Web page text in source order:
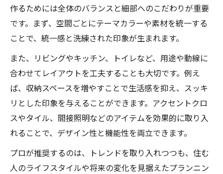
作るためには全体のバランスと細部へのこだわりが重要
です。まず、空間ごとにテーマカラーや素材を統一する
ことで、統一感と洗練された印象が生まれます。
また、リビングやキッチン、トイレなど、用途や動線に
合わせてレイアウトを工夫することも大切です。例え
ば、収納スペースを増やすことで生活感を抑え、スッキ
リとした印象を与えることができます。アクセントクロ
スやタイル、間接照明などのアイテムを効果的に取り入
れることで、デザイン性と機能性を両立できます。
プロが推奨するのは、トレンドを取り入れつつも、住む
人のライフスタイルや将来の変化を見据えたプランニン